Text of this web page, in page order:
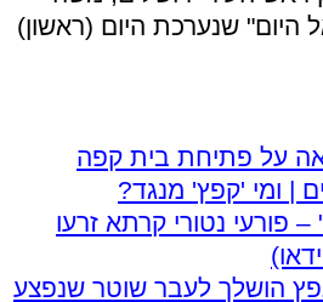
היום" שנערכת היום (ראשון)
על פתיחת בית קפה
| ומי 'קפץ' מנגד?
פורעי נטורי קרתא זרעו
הושלך לעבר שוטר שנפצע